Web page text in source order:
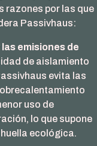
razones por las que
Passivhaus:
emisiones de
de aislamiento
evita las
uso de
lo que supone
ecológica.